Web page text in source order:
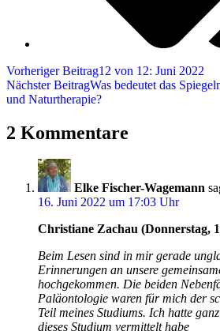
Vorheriger Beitrag12 von 12: Juni 2022
Nächster BeitragWas bedeutet das
und Naturtherapie?
2 Kommentare
Elke Fischer-Wagemann
16. Juni 2022 um 17:03 Uhr
Christiane Zachau (Donnerstag,
Beim Lesen sind in mir gerade
Erinnerungen an unsere
hochgekommen. Die beiden
Paläontologie waren für mich der
Teil meines Studiums. Ich hatte
dieses Studium vermittelt habe